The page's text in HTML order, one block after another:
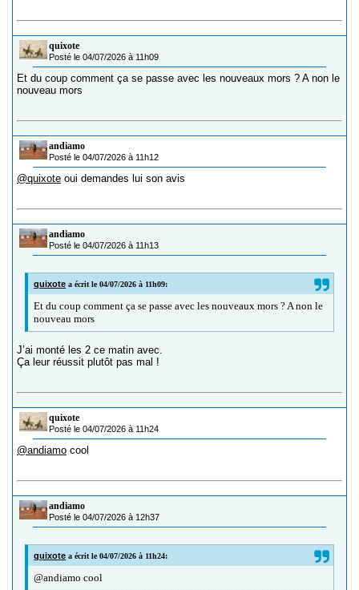
quixote
Posté le 04/07/2026 à 11h09
Et du coup comment ça se passe avec les nouveaux mors ? A non le
nouveau mors
andiamo
Posté le 04/07/2026 à 11h12
@quixote oui demandes lui son avis
andiamo
Posté le 04/07/2026 à 11h13
quixote a écrit le 04/07/2026 à 11h09:
Et du coup comment ça se passe avec les nouveaux mors ? A non le
nouveau mors
J’ai monté les 2 ce matin avec.
Ça leur réussit plutôt pas mal !
quixote
Posté le 04/07/2026 à 11h24
@andiamo cool
andiamo
Posté le 04/07/2026 à 12h37
quixote a écrit le 04/07/2026 à 11h24:
@andiamo cool